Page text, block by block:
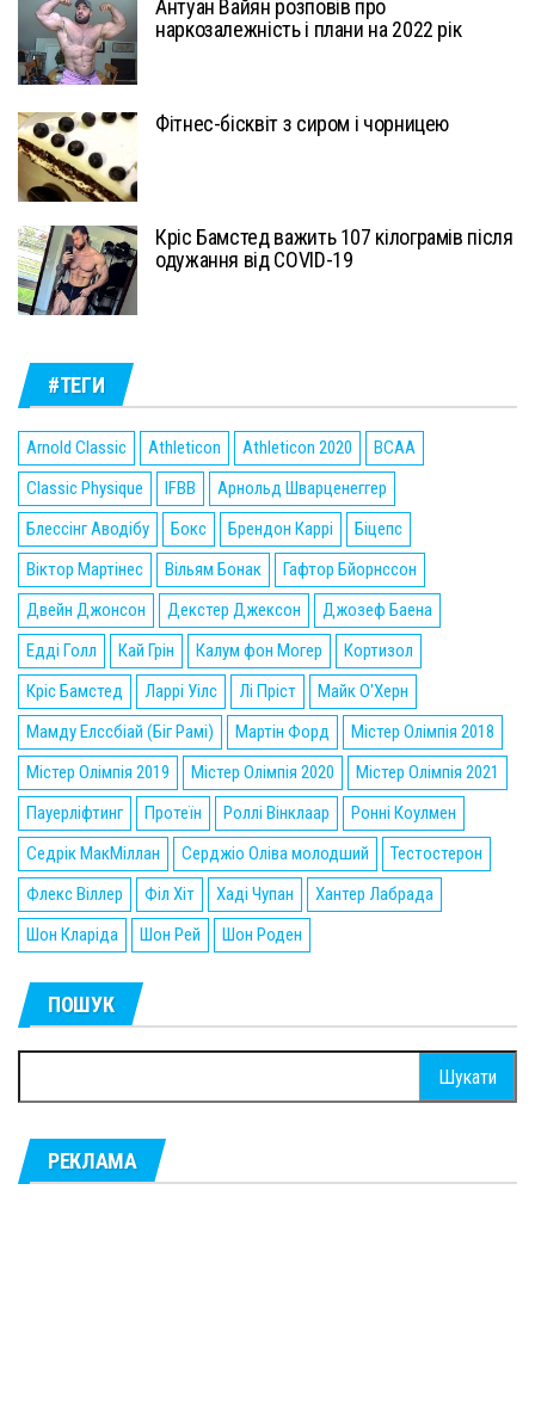
Антуан Вайян розповів про
наркозалежність і плани на 2022 рік
Фітнес-бісквіт з сиром і чорницею
Кріс Бамстед важить 107 кілограмів після
одужання від COVID-19
#ТЕГИ
Arnold Classic Athleticon Athleticon 2020
BCAA
Classic Physique
IFBB
Арнольд Шварценеггер
Блессінг Аводібу
Бокс Брендон Каррі
Біцепс
Віктор Мартінес
Вільям Бонак
Гафтор Бйорнссон
Двейн Джонсон
Декстер Джексон
Джозеф Баена
Едді Голл
Кай Грін Калум фон Могер
Кортизол
Кріс Бамстед
Ларрі Уілс Лі Пріст
Майк О'Херн
Мамду Елссбіай (Біг Рамі)
Мартін Форд
Містер Олімпія 2018
Містер Олімпія 2019
Містер Олімпія 2020
Містер Олімпія 2021
Пауерліфтинг
Протеїн Роллі Вінклаар
Ронні Коулмен
Седрік МакМіллан
Серджіо Оліва молодший
Тестостерон
Флекс Віллер
Філ Хіт Хаді Чупан
Хантер Лабрада
Шон Кларіда
Шон Рей Шон Роден
ПОШУК
РЕКЛАМА